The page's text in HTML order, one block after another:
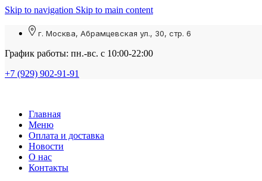
Skip to navigation Skip to main content
г. Москва, Абрамцевская ул., 30, стр. 6
График работы: пн.-вс. с 10:00-22:00
+7 (929) 902-91-91
Главная
Меню
Оплата и доставка
Новости
О нас
Контакты